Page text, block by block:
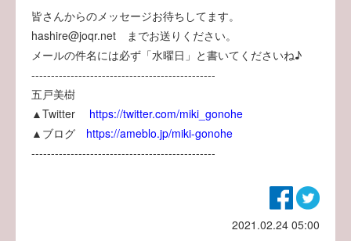
皆さんからのメッセージお待ちしてます。
hashire@joqr.net までお送りください。
メールの件名には必ず「水曜日」と書いてくださいね♪
-----------------------------------------------
五戸美樹
▲Twitter https://twitter.com/miki_gonohe
▲ブログ https://ameblo.jp/miki-gonohe
-----------------------------------------------
2021.02.24 05:00